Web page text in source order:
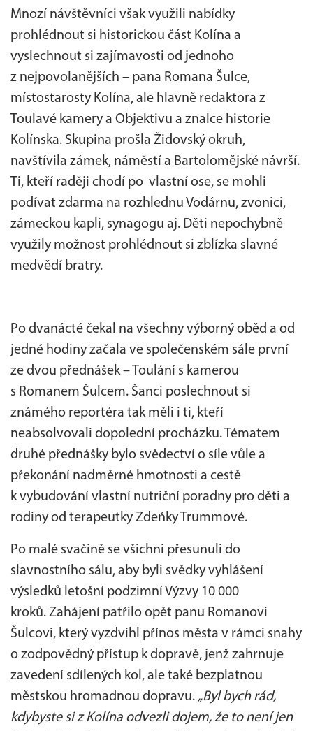
Mnozí návštěvníci však využili nabídky
prohlédnout si historickou část Kolína a
vyslechnout si zajímavosti od jednoho
z nejpovolanějších – pana Romana Šulce,
místostarosty Kolína, ale hlavně redaktora z
Toulavé kamery a Objektivu a znalce historie
Kolínska. Skupina prošla Židovský okruh,
navštívila zámek, náměstí a Bartolomějské návrší.
Ti, kteří raději chodí po vlastní ose, se mohli
podívat zdarma na rozhlednu Vodárnu, zvonici,
zámeckou kapli, synagogu aj. Děti nepochybně
využily možnost prohlédnout si zblízka slavné
medvědí bratry.
Po dvanácté čekal na všechny výborný oběd a od
jedné hodiny začala ve společenském sále první
ze dvou přednášek – Toulání s kamerou
s Romanem Šulcem. Šanci poslechnout si
známého reportéra tak měli i ti, kteří
neabsolvovali dopolední procházku. Tématem
druhé přednášky bylo svědectví o síle vůle a
překonání nadměrné hmotnosti a cestě
k vybudování vlastní nutriční poradny pro děti a
rodiny od terapeutky Zdeňky Trummové.
Po malé svačině se všichni přesunuli do
slavnostního sálu, aby byli svědky vyhlášení
výsledků letošní podzimní Výzvy 10 000
kroků. Zahájení patřilo opět panu Romanovi
Šulcovi, který vyzdvihl přínos města v rámci snahy
o zodpovědný přístup k dopravě, jenž zahrnuje
zavedení sdílených kol, ale také bezplatnou
městskou hromadnou dopravu. „Byl bych rád,
kdybyste si z Kolína odvezli dojem, že to není jen